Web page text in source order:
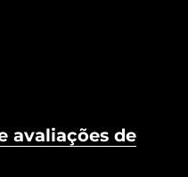
avaliações de